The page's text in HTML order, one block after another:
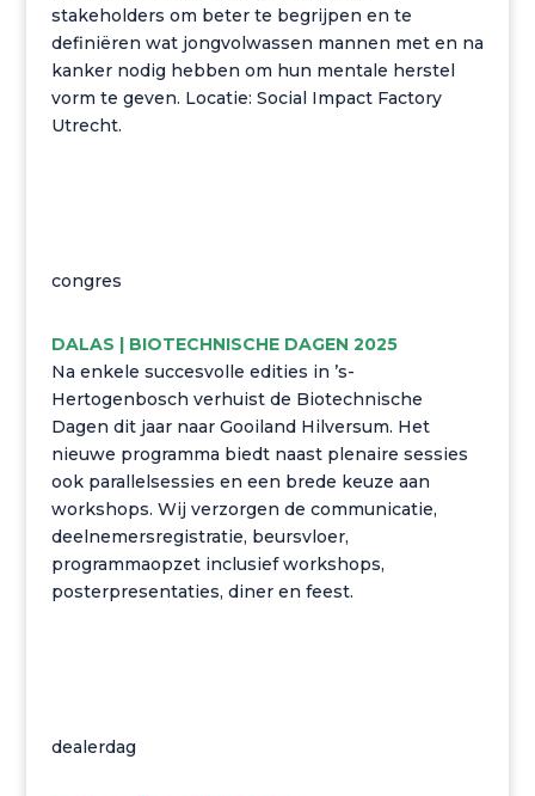
stakeholders om beter te begrijpen en te
definiëren wat jongvolwassen mannen met en na
kanker nodig hebben om hun mentale herstel
vorm te geven. Locatie: Social Impact Factory
Utrecht.
congres
DALAS | BIOTECHNISCHE DAGEN 2025
Na enkele succesvolle edities in ’s-
Hertogenbosch verhuist de Biotechnische
Dagen dit jaar naar Gooiland Hilversum. Het
nieuwe programma biedt naast plenaire sessies
ook parallelsessies en een brede keuze aan
workshops. Wij verzorgen de communicatie,
deelnemersregistratie, beursvloer,
programmaopzet inclusief workshops,
posterpresentaties, diner en feest.
dealerdag